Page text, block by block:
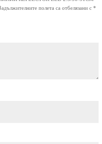
полета са отбелязани с *